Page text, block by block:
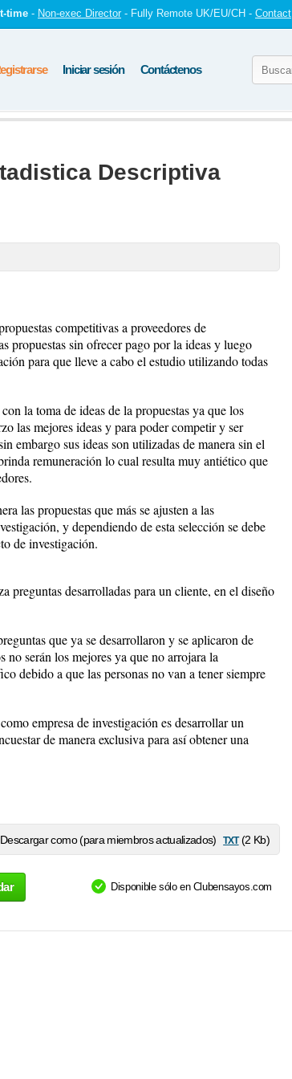
time - Non-exec Director - Fully Remote UK/EU/CH - Contact
Iniciar sesión Contáctenos
Descriptiva
competitivas a proveedores de
propuestas sin ofrecer pago por la ideas y luego
para que lleve a cabo el estudio utilizando todas
la toma de ideas de la propuestas ya que los
las mejores ideas y para poder competir y ser
embargo sus ideas son utilizadas de manera sin el
remuneración lo cual resulta muy antiético que
las propuestas que más se ajusten a las
y dependiendo de esta selección se debe
de investigación.
desarrolladas para un cliente, en el diseño
que ya se desarrollaron y se aplicaron de
serán los mejores ya que no arrojara la
debido a que las personas no van a tener siempre
empresa de investigación es desarrollar un
de manera exclusiva para así obtener una
Descargar como (para miembros actualizados) txt(2 Kb)
Disponible sólo en Clubensayos.com